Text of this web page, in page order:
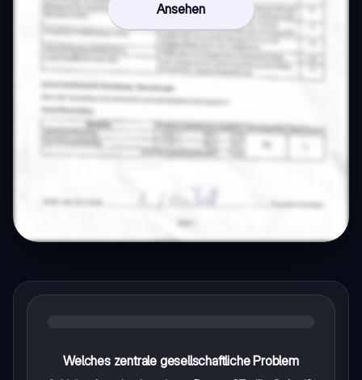
Ansehen
Welches zentrale gesellschaftliche Problem